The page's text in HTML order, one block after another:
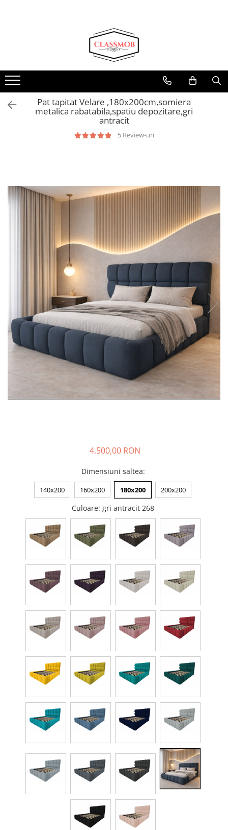
Pat tapitat Velare ,180x200cm,somiera
metalica rabatabila,spatiu depozitare,gri
antracit
5 Review-uri
4.500,00 RON
Dimensiuni saltea:
140x200 160x200 180x200 200x200
Culoare: gri antracit 268